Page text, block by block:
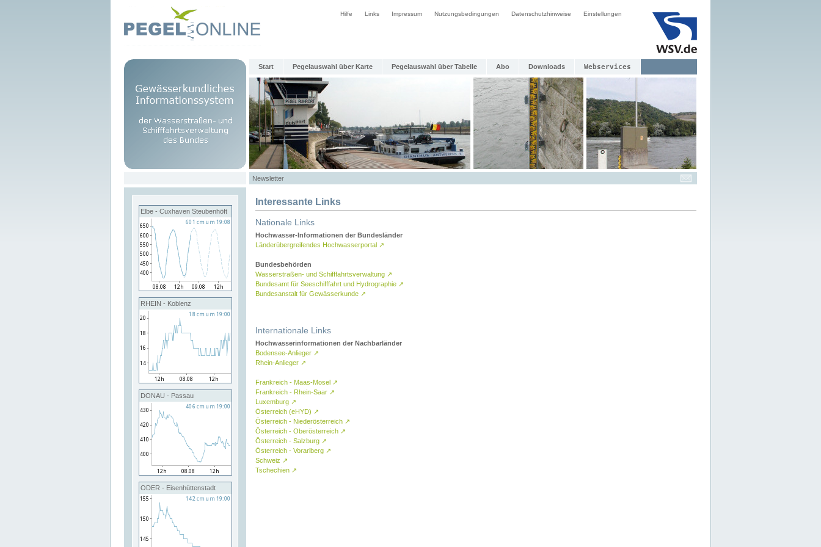
Hilfe Links Impressum Nutzungsbedingungen Datenschutzhinweise Einstellungen
Start Pegelauswahl über Karte Pegelauswahl über Tabelle Abo Downloads Webservices
Newsletter
Elbe - Cuxhaven Steubenhöft
RHEIN - Koblenz
DONAU - Passau
ODER - Eisenhüttenstadt
Interessante Links
Nationale Links
Hochwasser-Informationen der Bundesländer
Länderübergreifendes Hochwasserportal ↗
Bundesbehörden
Wasserstraßen- und Schifffahrtsverwaltung ↗
Bundesamt für Seeschifffahrt und Hydrographie ↗
Bundesanstalt für Gewässerkunde ↗
Internationale Links
Hochwasserinformationen der Nachbarländer
Bodensee-Anlieger ↗
Rhein-Anlieger ↗
Frankreich - Maas-Mosel ↗
Frankreich - Rhein-Saar ↗
Luxemburg ↗
Österreich (eHYD) ↗
Österreich - Niederösterreich ↗
Österreich - Oberösterreich ↗
Österreich - Salzburg ↗
Österreich - Vorarlberg ↗
Schweiz ↗
Tschechien ↗